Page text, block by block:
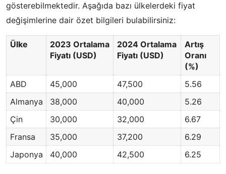
gösterebilmektedir. Aşağıda bazı ülkelerdeki fiyat
değişimlerine dair özet bilgileri bulabilirsiniz:
Ülke
2023 Ortalama
Fiyatı (USD)
2024 Ortalama
Fiyatı (USD)
Artış
Oranı
(%)
ABD
45,000 47,500
5.56
Almanya
38,000 40,000
5.26
Çin
30,000 32,000
6.67
Fransa
35,000 37,200
6.29
Japonya
40,000 42,500 6.25